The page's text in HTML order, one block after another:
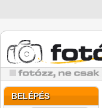
BELÉPÉS